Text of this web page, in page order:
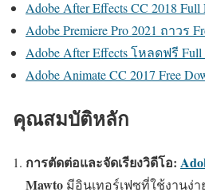
Adobe After Effects CC 2018
Adobe Premiere Pro 2021 ถาวร
Adobe After Effects โหลดฟรี Full
Adobe Animate CC 2017 Free
คุณสมบัติหลัก
การตัดต่อและจัดเรียงวิดีโอ:
Mawto มีอินเทอร์เฟซที่ใช้งานง่